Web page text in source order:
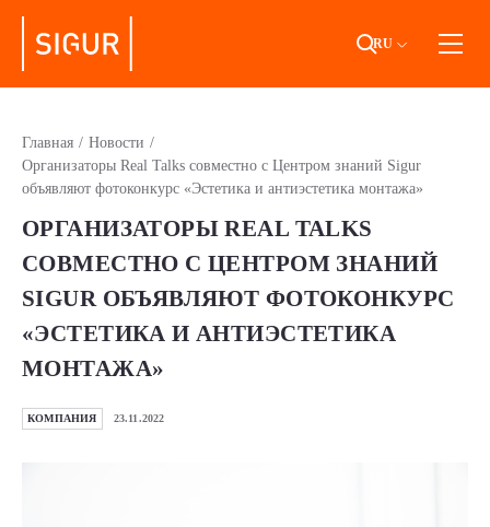
ПРОДУКТЫ И РЕШЕНИЯ
ПАРТНЕРСТВО
СЕРВИС
RU
Главная / Новости /
Организаторы Real Talks совместно с Центром знаний Sigur
объявляют фотоконкурс «Эстетика и антиэстетика монтажа»
ОРГАНИЗАТОРЫ REAL TALKS
СОВМЕСТНО С ЦЕНТРОМ ЗНАНИЙ
SIGUR ОБЪЯВЛЯЮТ ФОТОКОНКУРС
«ЭСТЕТИКА И АНТИЭСТЕТИКА
МОНТАЖА»
КОМПАНИЯ 23.11.2022